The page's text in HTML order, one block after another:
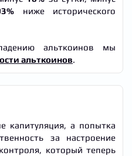
ниже исторического
альткоинов мы
альткоинов.
капитуляция, а попытка
за настроение
который теперь